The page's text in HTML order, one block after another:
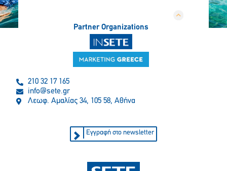
Partner Organizations
210 32 17 165
info@sete.gr
Λεωφ. Αμαλίας 34, 105 58, Αθήνα
Εγγραφή στο newsletter